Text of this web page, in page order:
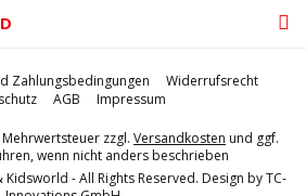
Zahlungsbedingungen
Widerrufsrecht
AGB Impressum
zzgl. Versandkosten und ggf.
wenn nicht anders beschrieben
Kidsworld - All Rights Reserved. Design byTC-